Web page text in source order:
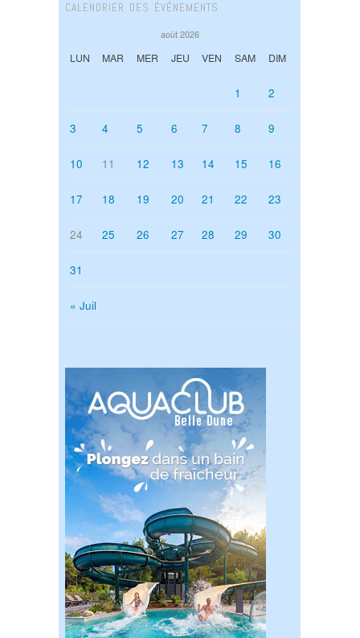
CALENDRIER DES ÉVÉNEMENTS
août 2026
LUN MAR MER JEU VEN SAM DIM
« Juil
1 2
3 4 5 6 7 8 9
10 11 12 13 14 15 16
17 18 19 20 21 22 23
24 25 26 27 28 29 30
31